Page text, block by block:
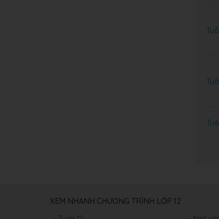
XEM NHANH CHƯƠNG TRÌNH LỚP 12